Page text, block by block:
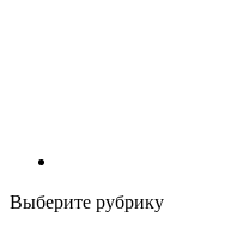
Выберите рубрику